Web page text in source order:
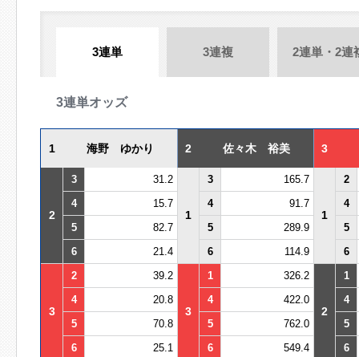
3連単 3連複 2連単・2連
3連単オッズ
1 海野 ゆかり 2 佐々木 裕美 3
2
3 31.2
1
3 165.7
1
2
4
15.7 4 91.7
4
5
82.7 5 289.9
5
6
21.4 6 114.9 6
3
2 39.2
3
1 326.2
2
1
4
20.8 4 422.0
4
5
70.8 5 762.0
5
6
25.1 6 549.4 6